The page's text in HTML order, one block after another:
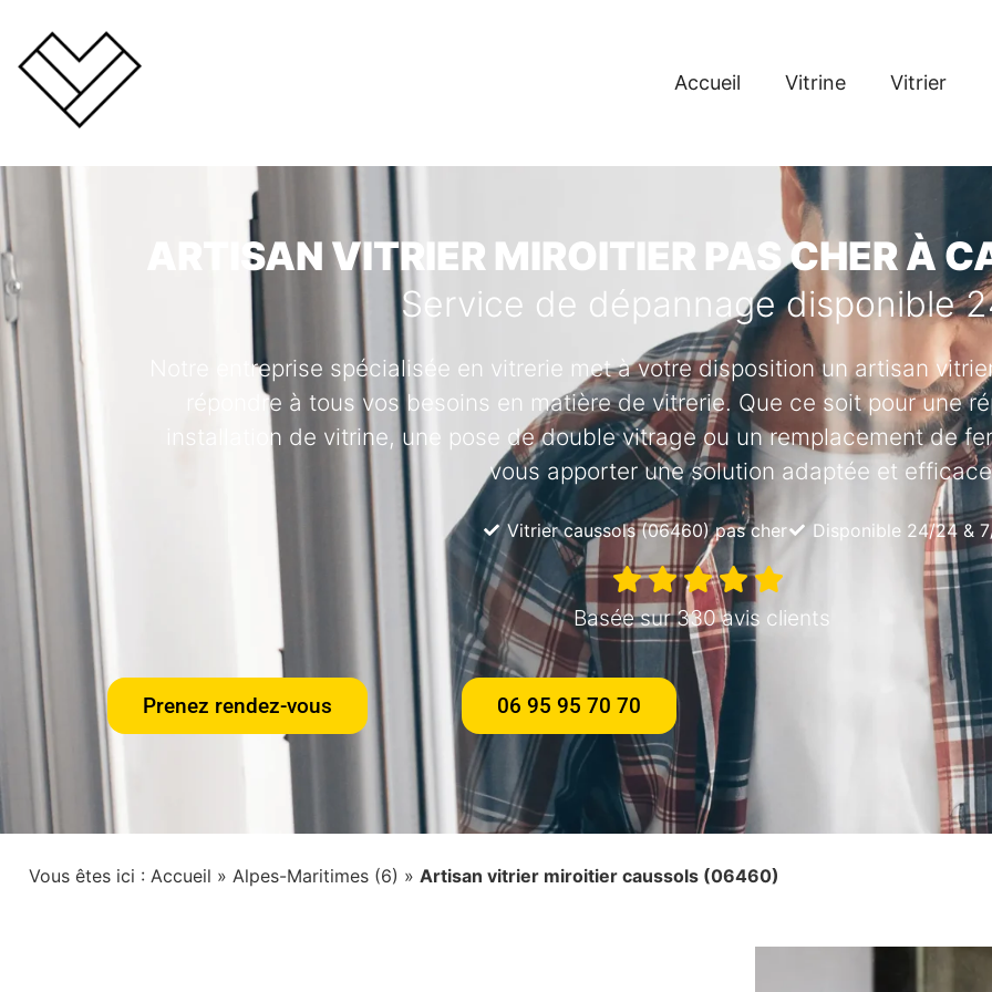
Accueil Vitrine Vitrier
ARTISAN VITRIER MIROITIER PAS CHER À
Service de dépannage disponible
Notre entreprise spécialisée en vitrerie met à votre disposition un artisan
répondre à tous vos besoins en matière de vitrerie. Que ce soit pour une
installation de vitrine, une pose de double vitrage ou un remplacement de
vous apporter une solution adaptée et
Vitrier caussols (06460) pas cher Disponible 24/24 &
Basée sur 330 avis clients
Prenez rendez-vous 06 95 95 70 70
Vous êtes ici : Accueil » Alpes-Maritimes (6) » Artisan vitrier miroitier caussols (06460)